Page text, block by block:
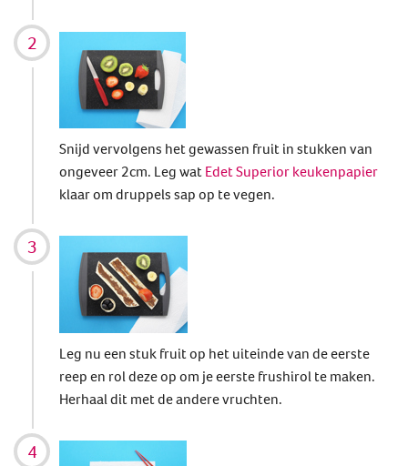
Snijd vervolgens het gewassen fruit in stukken van
ongeveer 2cm. Leg wat Edet Superior keukenpapier
klaar om druppels sap op te vegen.
Leg nu een stuk fruit op het uiteinde van de eerste
reep en rol deze op om je eerste frushirol te maken.
Herhaal dit met de andere vruchten.